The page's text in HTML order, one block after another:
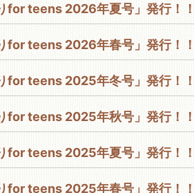
久世ふれあいセンター図
醍醐図書館
移動図書館
for teens 2026年夏号」発行！！
for teens 2026年春号」発行！！
for teens 2025年冬号」発行！！
for teens 2025年秋号」発行！！
for teens 2025年夏号」発行！！
for teens 2025年春号」発行！！